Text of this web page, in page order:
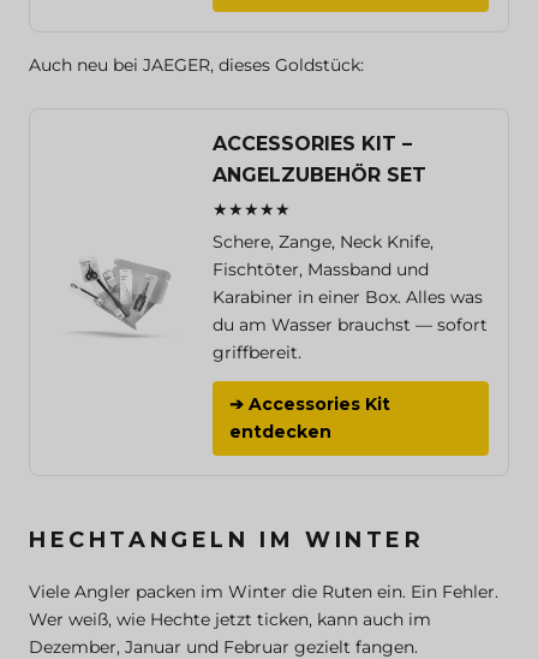
Auch neu bei JAEGER, dieses Goldstück:
ACCESSORIES KIT –
ANGELZUBEHÖR SET
★★★★★
Schere, Zange, Neck Knife,
Fischtöter, Massband und
Karabiner in einer Box. Alles was
du am Wasser brauchst — sofort
griffbereit.
➔ Accessories Kit
entdecken
HECHTANGELN IM WINTER
Viele Angler packen im Winter die Ruten ein. Ein Fehler.
Wer weiß, wie Hechte jetzt ticken, kann auch im
Dezember, Januar und Februar gezielt fangen.